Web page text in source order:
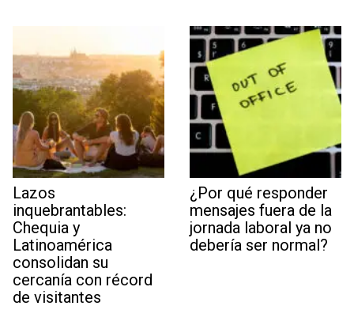
Lazos
inquebrantables:
Chequia y
Latinoamérica
consolidan su
cercanía con récord
de visitantes
¿Por qué responder
mensajes fuera de la
jornada laboral ya no
debería ser normal?